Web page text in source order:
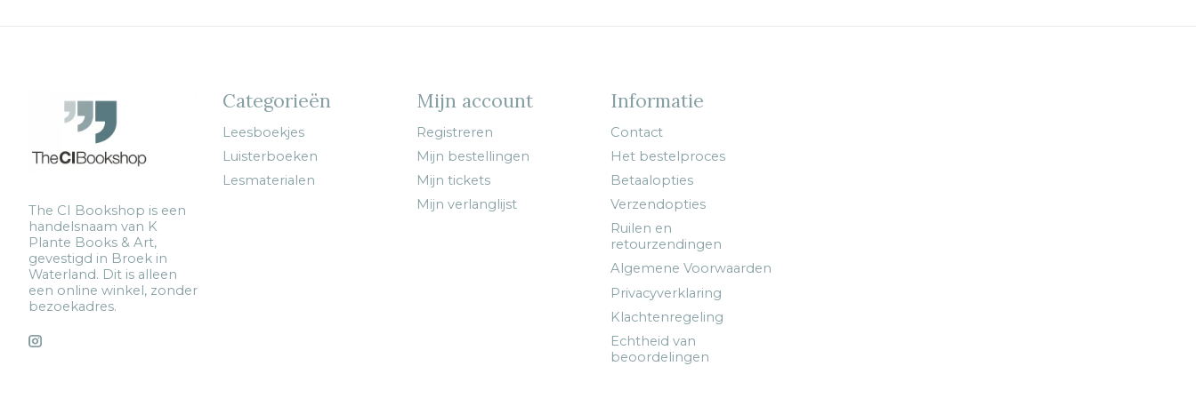
The CI Bookshop is een
handelsnaam van K
Plante Books & Art,
gevestigd in Broek in
Waterland. Dit is alleen
een online winkel, zonder
bezoekadres.
Categorieën
Leesboekjes
Luisterboeken
Lesmaterialen
Mijn account
Registreren
Mijn bestellingen
Mijn tickets
Mijn verlanglijst
Informatie
Contact
Het bestelproces
Betaalopties
Verzendopties
Ruilen en
retourzendingen
Algemene Voorwaarden
Privacyverklaring
Klachtenregeling
Echtheid van
beoordelingen